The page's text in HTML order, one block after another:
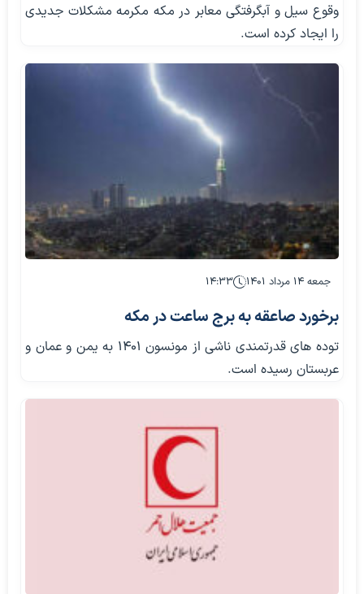
وقوع سیل و آبگرفتگی معابر در مکه مکرمه مشکلات جدیدی
را ایجاد کرده است.
جمعه ۱۴ مرداد ۱۴۰۱ ۱۴:۳۳
برخورد صاعقه به برج ساعت در مکه
توده های قدرتمندی ناشی از مونسون ۱۴۰۱ به یمن و عمان و
عربستان رسیده است.